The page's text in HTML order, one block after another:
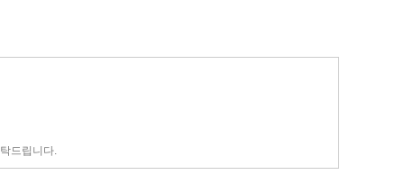
드립니다.